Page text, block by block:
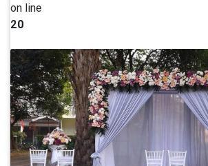
on line
20